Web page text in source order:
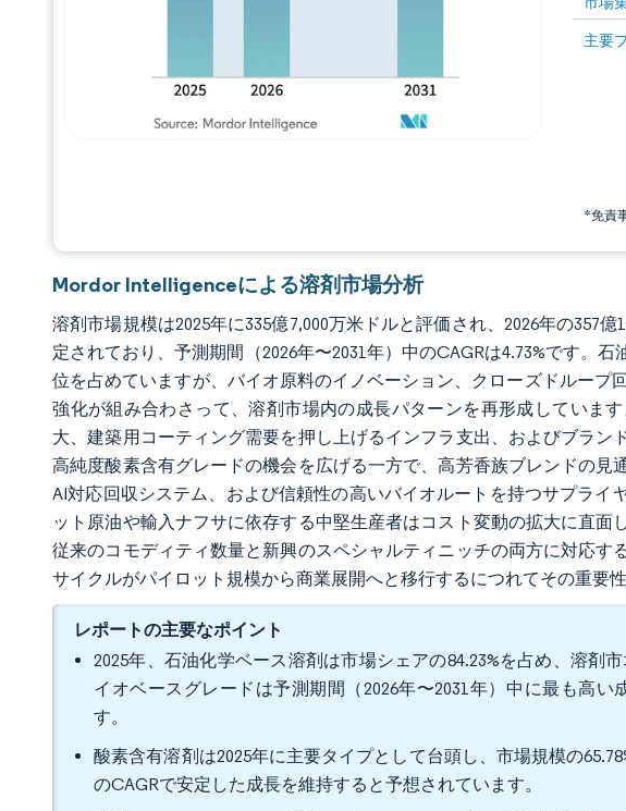
主要
*免責
画像 ©
Mordor Intelligenceによる溶剤市場分析
溶剤市場規模は2025年に335億7,000万米ドルと評価され、2026年の357
定されており、予測期間（2026年〜2031年）中のCAGRは4.73%です。
位を占めていますが、バイオ原料のイノベーション、クローズドループ
強化が組み合わさって、溶剤市場内の成長パターンを再形成していま
大、建築用コーティング需要を押し上げるインフラ支出、およびブラン
高純度酸素含有グレードの機会を広げる一方で、高芳香族ブレンドの見
AI対応回収システム、および信頼性の高いバイオルートを持つサプラ
ット原油や輸入ナフサに依存する中堅生産者はコスト変動の拡大に直面
従来のコモディティ数量と新興のスペシャルティニッチの両方に対応す
サイクルがパイロット規模から商業展開へと移行するにつれてその重要性
レポートの主要なポイント
2025年、石油化学ベース溶剤は市場シェアの84.23%を占め、溶剤
イオベースグレードは予測期間（2026年〜2031年）中に最も高
す。
酸素含有溶剤は2025年に主要タイプとして台頭し、市場規模の
のCAGRで安定した成長を維持すると予想されています。